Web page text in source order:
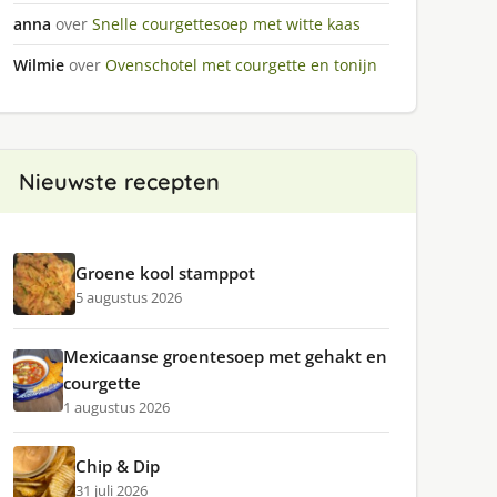
anna over Snelle courgettesoep met witte kaas
Wilmie over Ovenschotel met courgette en tonijn
Nieuwste recepten
Groene kool stamppot
5 augustus 2026
Mexicaanse groentesoep met gehakt en
courgette
1 augustus 2026
Chip & Dip
31 juli 2026